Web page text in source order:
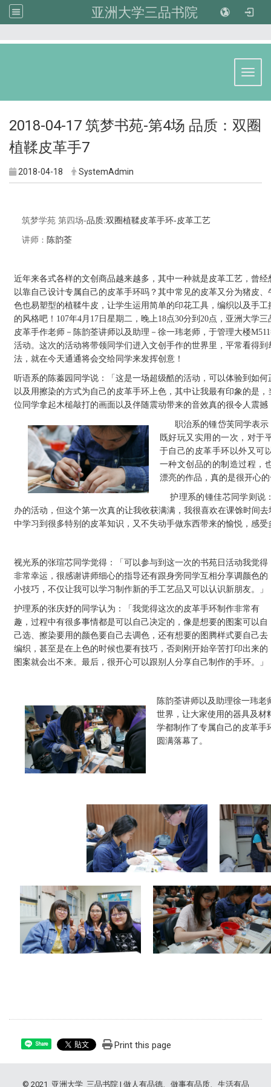
亚洲大学三品书院
2018-04-17 筑梦书苑-第4场 品质：双圈
植鞣皮革手7
2018-04-18 SystemAdmin
筑梦学苑 第四场-品质:双圈植鞣皮革手环-皮革工艺
讲师 ： 陈韵荃
近年来各式各样的文创商品越来越多，其中一种就是皮革工艺，曾
以靠自己设计专属自己的皮革手环吗？其中常见的皮革又分为猪皮
色也易塑型的植鞣牛皮，让学生运用简单的印花工具，编织以及手
的风格吧！ 107年4月17日星期二，晚上18点30分到20点，亚洲大学
皮革手作老师－陈韵荃讲师以及助理－徐一玮老师，于管理大楼
活动。这次的活动将带领同学们进入文创手作的世界里，平常看得
法，就在今天通通将会交给同学来发挥创意！
听语系的陈蓁园同学说：「这是一场超级酷的活动，可以体验到如
以及用擦染的方式为自己的皮革手环上色，其中让我最有印象的是
位同学拿起木槌敲打的画面以及伴随震动带来的音效真的很令人震撼
职治系的锺岱芙同学表
既好玩又实用的一次，对于
于自己的皮革手环以外又可
一种文创品的的制造过程，
漂亮的作品，真的是很开心
护理系的锺佳芯同学则说
办的活动，但这个第一次真的让我收获满满，我很喜欢在课馀时间
中学习到很多特别的皮革知识，又不失动手做东西带来的愉悦，感
视光系的张瑄芯同学觉得：「可以参与到这一次的书苑日活动我觉得
非常幸运，很感谢讲师细心的指导还有跟身旁同学互相分享调颜色的
小技巧，不仅让我可以学习制作新的手工艺品又可以认识新朋友。」
护理系的张庆妤的同学认为：「我觉得这次的皮革手环制作非常有
趣，过程中有很多事情都是可以自己决定的，像是想要的图案可以自
己选、擦染要用的颜色要自己去调色，还有想要的图腾样式要自己去
编织，甚至是在上色的时候也要有技巧，否则刚开始辛苦打印出来的
图案就会出不来。最后，很开心可以跟别人分享自己制作的手环。」
陈韵荃讲师以及助理徐一玮
世界，让大家使用的器具及材
学都制作了专属自己的皮革手
圆满落幕了。
Share Print this page
© 2021 亚洲大学 三品书院 | 做人有品德、做事有品质、生活有品